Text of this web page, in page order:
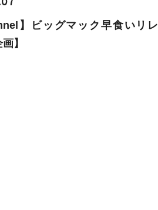
】ビッグマック早食いリレ
】